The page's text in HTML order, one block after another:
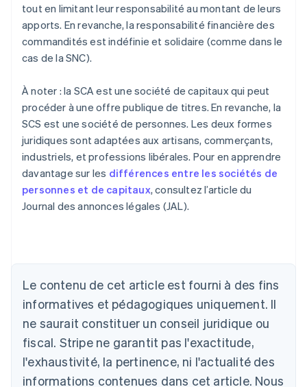
tout en limitant leur responsabilité au montant de leurs
apports. En revanche, la responsabilité financière des
commandités est indéfinie et solidaire (comme dans le
cas de la SNC).
À noter : la SCA est une société de capitaux qui peut
procéder à une offre publique de titres. En revanche, la
SCS est une société de personnes. Les deux formes
juridiques sont adaptées aux artisans, commerçants,
industriels, et professions libérales. Pour en apprendre
davantage sur les différences entre les sociétés de
personnes et de capitaux, consultez l’article du
Journal des annonces légales (JAL).
Le contenu de cet article est fourni à des fins
informatives et pédagogiques uniquement. Il
ne saurait constituer un conseil juridique ou
fiscal. Stripe ne garantit pas l'exactitude,
l'exhaustivité, la pertinence, ni l'actualité des
informations contenues dans cet article. Nous
DeutschEnglish
English
Autriche
Deutsch English
Belgique
NederlandsFrançaisDeutschEnglish
Brésil